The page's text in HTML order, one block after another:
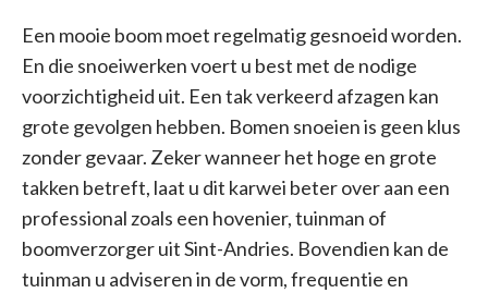
Een mooie boom moet regelmatig gesnoeid worden.
En die snoeiwerken voert u best met de nodige
voorzichtigheid uit. Een tak verkeerd afzagen kan
grote gevolgen hebben. Bomen snoeien is geen klus
zonder gevaar. Zeker wanneer het hoge en grote
takken betreft, laat u dit karwei beter over aan een
professional zoals een hovenier, tuinman of
boomverzorger uit Sint-Andries. Bovendien kan de
tuinman u adviseren in de vorm, frequentie en